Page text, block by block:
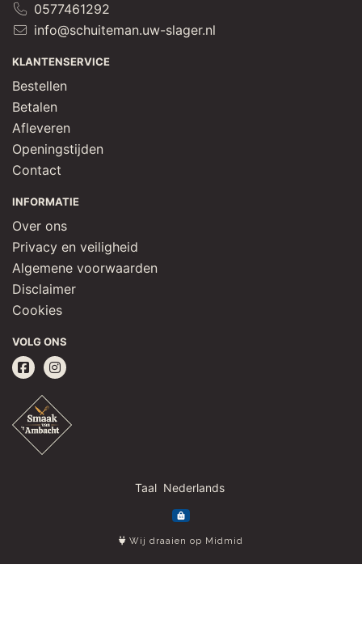
0577461292
info@schuiteman.uw-slager.nl
KLANTENSERVICE
Bestellen
Betalen
Afleveren
Openingstijden
Contact
INFORMATIE
Over ons
Privacy en veiligheid
Algemene voorwaarden
Disclaimer
Cookies
VOLG ONS
Taal
Wij draaien op Midmid